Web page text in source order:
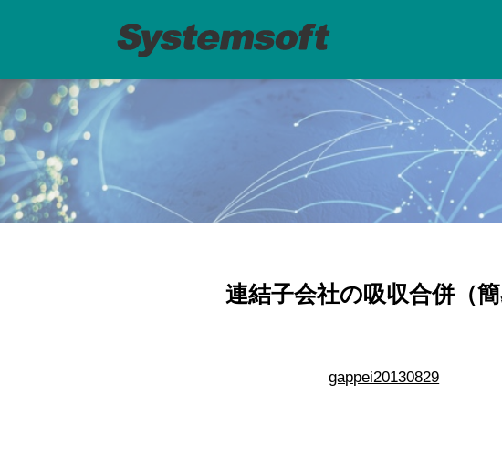
連結子会社の吸収合併（
gappei20130829